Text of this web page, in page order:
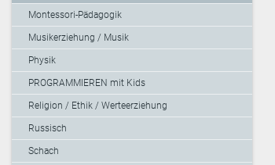
Montessori-Pädagogik
Musikerziehung / Musik
Physik
PROGRAMMIEREN mit Kids
Religion / Ethik / Werteerziehung
Russisch
Schach